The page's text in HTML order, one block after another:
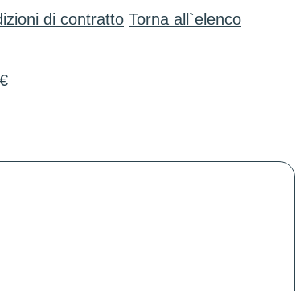
di contratto Torna all`elenco
€